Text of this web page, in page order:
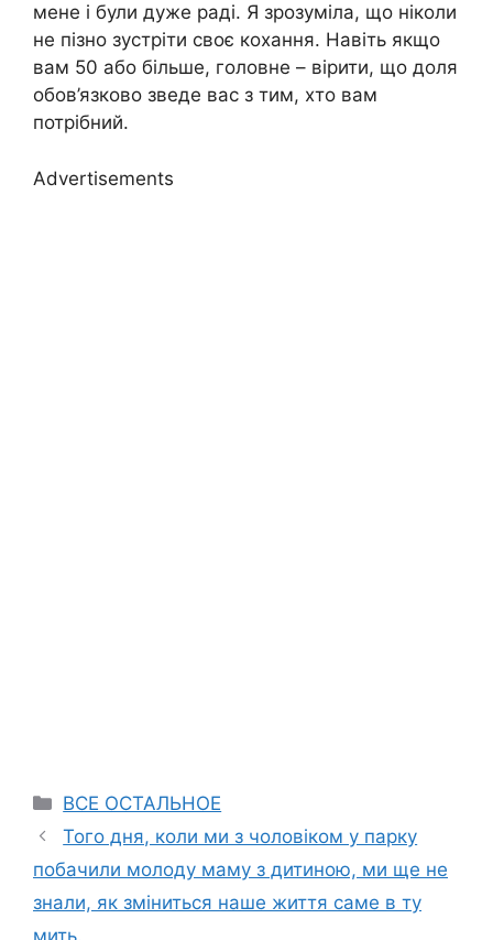
мене і були дуже раді. Я зрозуміла, що ніколи
не пізно зустріти своє кохання. Навіть якщо
вам 50 або більше, головне – вірити, що доля
обов’язково зведе вас з тим, хто вам
потрібний.
Advertisements
Categories
ВСЕ ОСТАЛЬНОЕ
Того дня, коли ми з чоловіком у парку
побачили молоду маму з дитиною, ми ще не
знали, як зміниться наше життя саме в ту
мить.